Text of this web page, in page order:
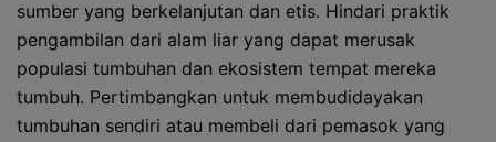
sumber yang berkelanjutan dan etis. Hindari praktik
pengambilan dari alam liar yang dapat merusak
populasi tumbuhan dan ekosistem tempat mereka
tumbuh. Pertimbangkan untuk membudidayakan
tumbuhan sendiri atau membeli dari pemasok yang